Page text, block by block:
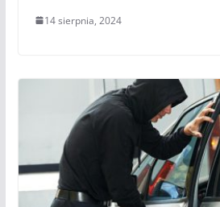
14 sierpnia, 2024